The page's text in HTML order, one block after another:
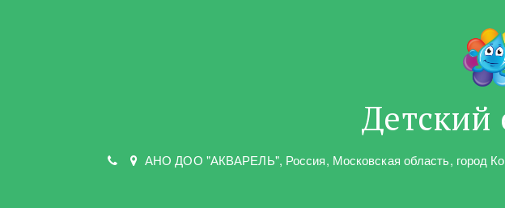
Детский
АНО ДОО "АКВАРЕЛЬ", Россия, Московская область, город